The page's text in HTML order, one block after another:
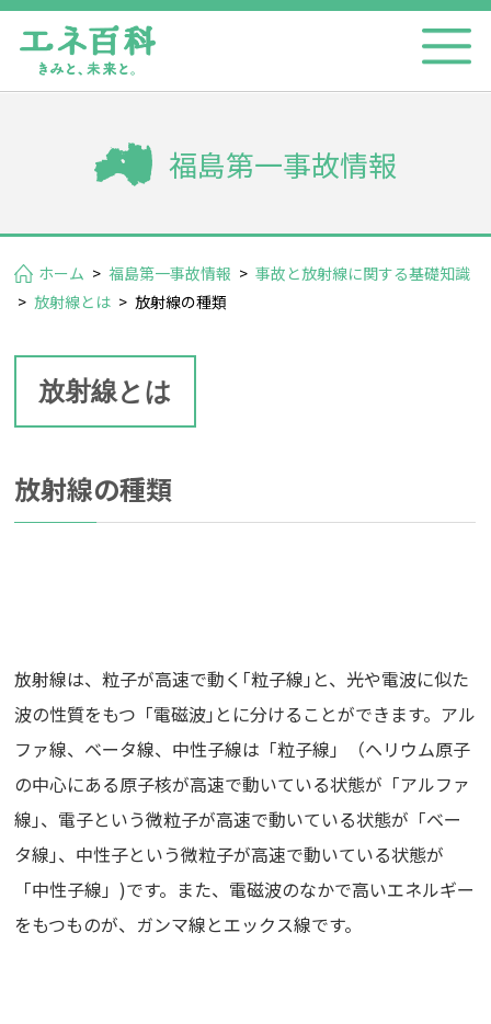
福島第一事故情報
ホーム > 福島第一事故情報 > 事故と放射線に関する基礎知識
> 放射線とは > 放射線の種類
放射線とは
放射線の種類
放射線は、粒子が高速で動く｢粒子線｣と、光や電波に似た
波の性質をもつ「電磁波｣とに分けることができます。アル
ファ線、ベータ線、中性子線は「粒子線」（ヘリウム原子
の中心にある原子核が高速で動いている状態が「アルファ
線｣、電子という微粒子が高速で動いている状態が「ベー
タ線｣、中性子という微粒子が高速で動いている状態が
「中性子線」)です。また、電磁波のなかで高いエネルギー
をもつものが、ガンマ線とエックス線です。